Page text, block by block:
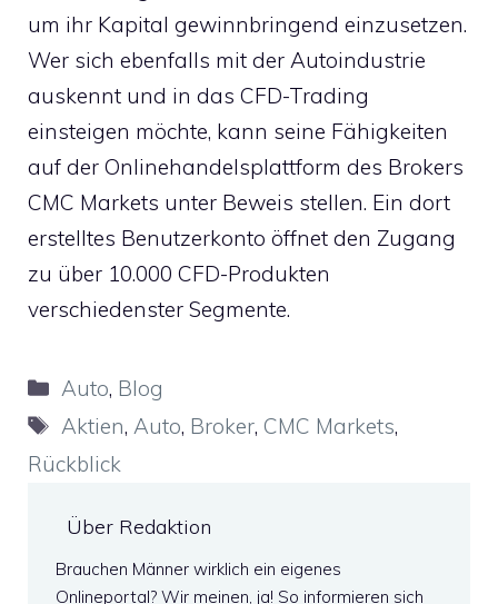
um ihr Kapital gewinnbringend einzusetzen.
Wer sich ebenfalls mit der Autoindustrie
auskennt und in das CFD-Trading
einsteigen möchte, kann seine Fähigkeiten
auf der Onlinehandelsplattform des Brokers ​
CMC Markets​ unter Beweis stellen. Ein dort
erstelltes Benutzerkonto öffnet den Zugang
zu über 10.000 CFD-Produkten
verschiedenster Segmente.
Kategorien
Auto, Blog
Schlagwörter
Aktien,Auto, Broker, CMC Markets,
Rückblick
Über Redaktion
Brauchen Männer wirklich ein eigenes
Onlineportal? Wir meinen, ja! So informieren sich